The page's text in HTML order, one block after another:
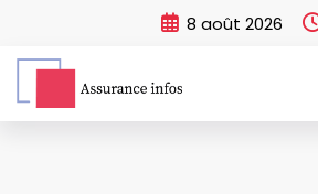
8 août 2026